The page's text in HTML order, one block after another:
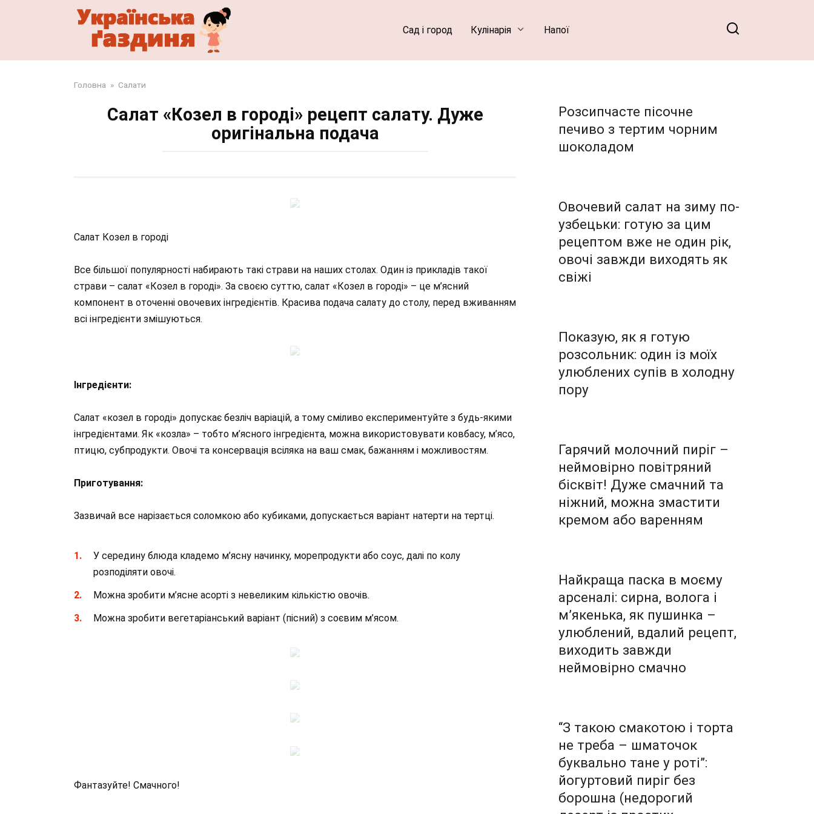
Сад і город Кулінарія Напої
Головна » Салати
Салат «Козел в городі» рецепт салату. Дуже
оригінальна подача
Салат Козел в городі
Все більшої популярності набирають такі страви на наших столах. Один із прикладів такої
страви – салат «Козел в городі». За своєю суттю, салат «Козел в городі» – це м’ясний
компонент в оточенні овочевих інгредієнтів. Красива подача салату до столу, перед вживанням
всі інгредієнти змішуються.
Інгредієнти:
Салат «козел в городі» допускає безліч варіацій, а тому сміливо експериментуйте з будь-якими
інгредієнтами. Як «козла» – тобто м’ясного інгредієнта, можна використовувати ковбасу, м’ясо,
птицю, субпродукти. Овочі та консервація всіляка на ваш смак, бажанням і можливостям.
Приготування:
Зазвичай все нарізається соломкою або кубиками, допускається варіант натерти на тертці.
У середину блюда кладемо м’ясну начинку, морепродукти або соус, далі по колу
розподіляти овочі.
Можна зробити м’ясне асорті з невеликим кількістю овочів.
Можна зробити вегетаріанський варіант (пісний) з соєвим м’ясом.
Фантазуйте! Смачного!
Розсипчасте пісочне
печиво з тертим чорним
шоколадом
Овочевий салат на зиму по-
узбецьки: готую за цим
рецептом вже не один рік,
овочі завжди виходять як
свіжі
Показую, як я готую
розсольник: один із моїх
улюблених супів в холодну
пору
Гарячий молочний пиріг –
неймовірно повітряний
бісквіт! Дуже смачний та
ніжний, можна змастити
кремом або варенням
Найкраща паска в моєму
арсеналі: сирна, волога і
м’якенька, як пушинка –
улюблений, вдалий рецепт,
виходить завжди
неймовірно смачно
“З такою смакотою і торта
не треба – шматочок
буквально тане у роті”:
йогуртовий пиріг без
борошна (недорогий